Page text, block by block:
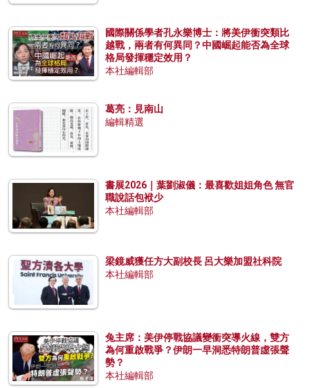
國際關係學者孔永樂博士：將美伊衝突類比
越戰，兩者有何異同？中國崛起能否為全球
格局發揮穩定效用？
本社編輯部
葛亮：見南山
編輯精選
書展2026｜葉劉淑儀：最喜歡姐姐角色 無官
職說話包袱少
本社編輯部
梁鏡威獲任方大副校長 呂大樂加盟社科院
本社編輯部
兔主席：美伊停戰協議變衝突導火線，雙方
為何重啟戰爭？伊朗一早洞悉特朗普虛張聲
勢？
本社編輯部